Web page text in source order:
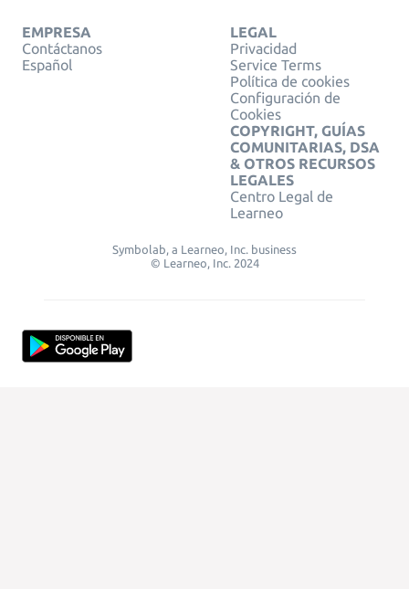
EMPRESA
Contáctanos
Español
LEGAL
Privacidad
Service Terms
Política de cookies
Configuración de
Cookies
COPYRIGHT, GUÍAS
COMUNITARIAS, DSA
& OTROS RECURSOS
LEGALES
Centro Legal de
Learneo
Symbolab, a Learneo, Inc. business
© Learneo, Inc. 2024